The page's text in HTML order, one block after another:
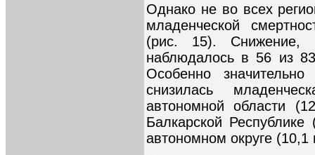
Однако не во всех
младенческой
(рис. 15). Снижение,
наблюдалось в 56 из
Особенно
снизилась
автономной области
Балкарской
автономном округе